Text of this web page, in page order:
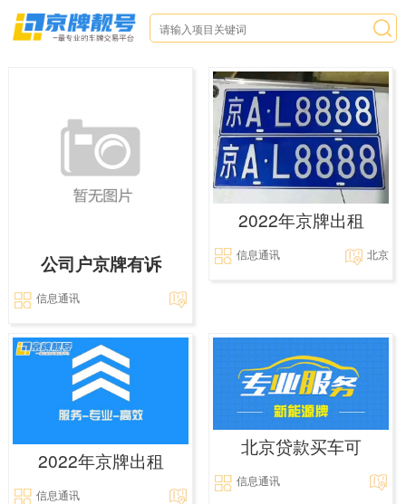
公司户京牌有诉
信息通讯
2022年京牌出租
信息通讯 北京
2022年京牌出租
信息通讯
北京贷款买车可
信息通讯